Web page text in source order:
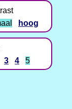
hoog
3 4 5